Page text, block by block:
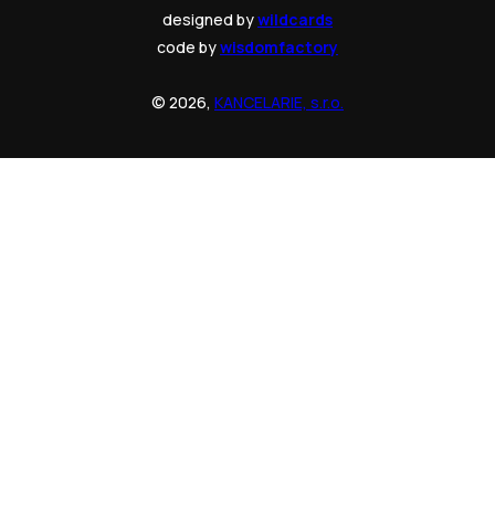
designed bywildcards
code bywisdomfactory
© 2026, KANCELARIE, s.r.o.